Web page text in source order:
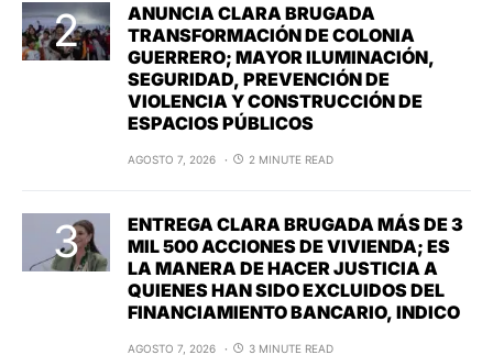
ANUNCIA CLARA BRUGADA
TRANSFORMACIÓN DE COLONIA
GUERRERO; MAYOR ILUMINACIÓN,
SEGURIDAD, PREVENCIÓN DE
VIOLENCIA Y CONSTRUCCIÓN DE
ESPACIOS PÚBLICOS
AGOSTO 7, 2026 2 MINUTE READ
ENTREGA CLARA BRUGADA MÁS DE 3
MIL 500 ACCIONES DE VIVIENDA; ES
LA MANERA DE HACER JUSTICIA A
QUIENES HAN SIDO EXCLUIDOS DEL
FINANCIAMIENTO BANCARIO, INDICO
AGOSTO 7, 2026 3 MINUTE READ